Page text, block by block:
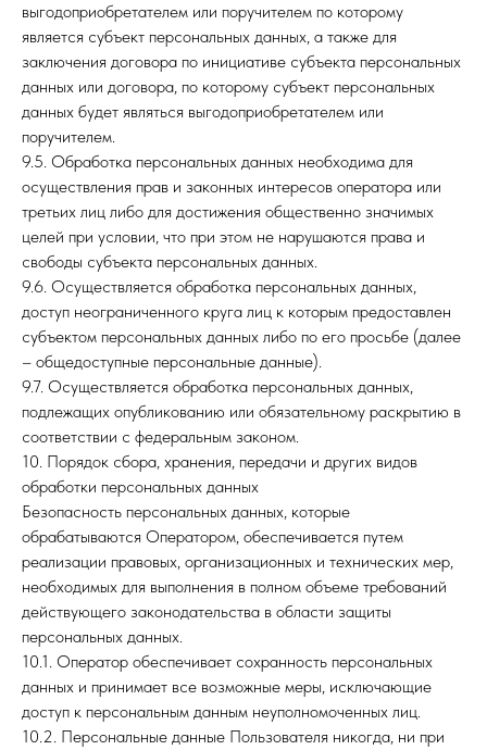
выгодоприобретателем или поручителем по которому
является субъект персональных данных, а также для
заключения договора по инициативе субъекта персональных
данных или договора, по которому субъект персональных
данных будет являться выгодоприобретателем или
поручителем.
9.5. Обработка персональных данных необходима для
осуществления прав и законных интересов оператора или
третьих лиц либо для достижения общественно значимых
целей при условии, что при этом не нарушаются права и
свободы субъекта персональных данных.
9.6. Осуществляется обработка персональных данных,
доступ неограниченного круга лиц к которым предоставлен
субъектом персональных данных либо по его просьбе (далее
– общедоступные персональные данные).
9.7. Осуществляется обработка персональных данных,
подлежащих опубликованию или обязательному раскрытию в
соответствии с федеральным законом.
10. Порядок сбора, хранения, передачи и других видов
обработки персональных данных
Безопасность персональных данных, которые
обрабатываются Оператором, обеспечивается путем
реализации правовых, организационных и технических мер,
необходимых для выполнения в полном объеме требований
действующего законодательства в области защиты
персональных данных.
10.1. Оператор обеспечивает сохранность персональных
данных и принимает все возможные меры, исключающие
доступ к персональным данным неуполномоченных лиц.
10.2. Персональные данные Пользователя никогда, ни при